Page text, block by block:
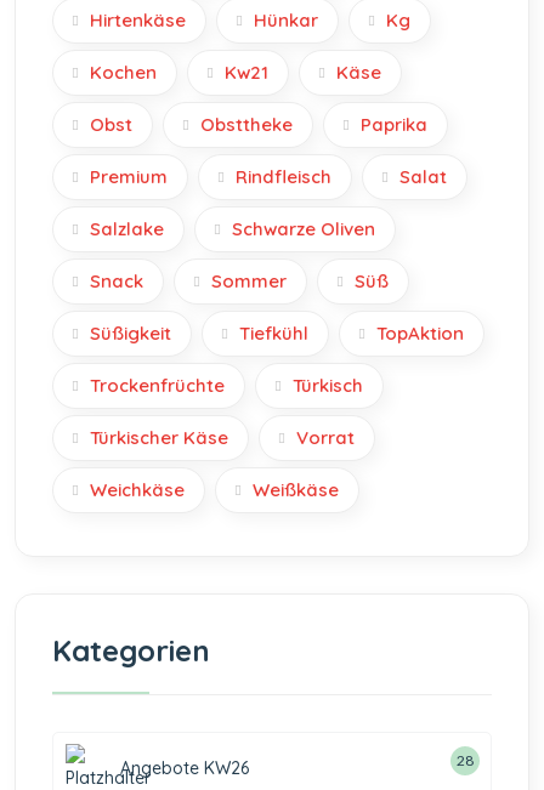
Hirtenkäse Hünkar Kg
Kochen Kw21 Käse
Obst Obsttheke Paprika
Premium Rindfleisch Salat
Salzlake Schwarze Oliven
Snack Sommer Süß
Süßigkeit Tiefkühl TopAktion
Trockenfrüchte Türkisch
Türkischer Käse Vorrat
Weichkäse Weißkäse
Kategorien
Angebote KW26 28